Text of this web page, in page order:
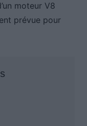
moteur V8
prévue pour